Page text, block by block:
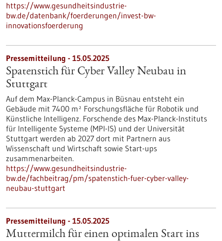
https://www.gesundheitsindustrie-
bw.de/datenbank/foerderungen/invest-bw-
innovationsfoerderung
Pressemitteilung - 15.05.2025
Spatenstich für Cyber Valley Neubau in
Stuttgart
Auf dem Max-Planck-Campus in Büsnau entsteht ein
Gebäude mit 7400 m² Forschungsfläche für Robotik und
Künstliche Intelligenz. Forschende des Max-Planck-Instituts
für Intelligente Systeme (MPI-IS) und der Universität
Stuttgart werden ab 2027 dort mit Partnern aus
Wissenschaft und Wirtschaft sowie Start-ups
zusammenarbeiten.
https://www.gesundheitsindustrie-
bw.de/fachbeitrag/pm/spatenstich-fuer-cyber-valley-
neubau-stuttgart
Pressemitteilung - 15.05.2025
Muttermilch für einen optimalen Start ins